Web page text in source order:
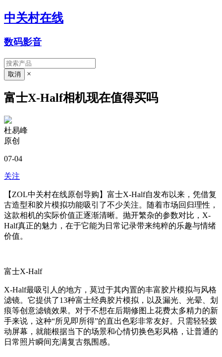
中关村在线
数码影音
×
富士X-Half相机现在值得买吗
杜易峰
原创
07-04
关注
【ZOL中关村在线原创导购】富士X-Half自发布以来，凭借复
古造型和胶片模拟功能吸引了不少关注。随着市场回归理性，
这款相机的实际价值正逐渐清晰。抛开繁杂的参数对比，X-
Half真正的魅力，在于它能为日常记录带来纯粹的乐趣与情绪
价值。
富士X-Half
X-Half最吸引人的地方，莫过于其内置的丰富胶片模拟与风格
滤镜。它提供了13种富士经典胶片模拟，以及漏光、光晕、划
痕等创意滤镜效果。对于不想在后期修图上花费太多精力的新
手来说，这种“所见即所得”的直出色彩非常友好。只需轻轻拨
动屏幕，就能根据当下的场景和心情切换色彩风格，让普通的
日常照片瞬间充满复古氛围感。